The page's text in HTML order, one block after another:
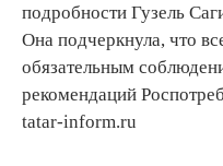
подробности Гузель
Она подчеркнула, что
обязательным
рекомендаций
tatar-inform.ru